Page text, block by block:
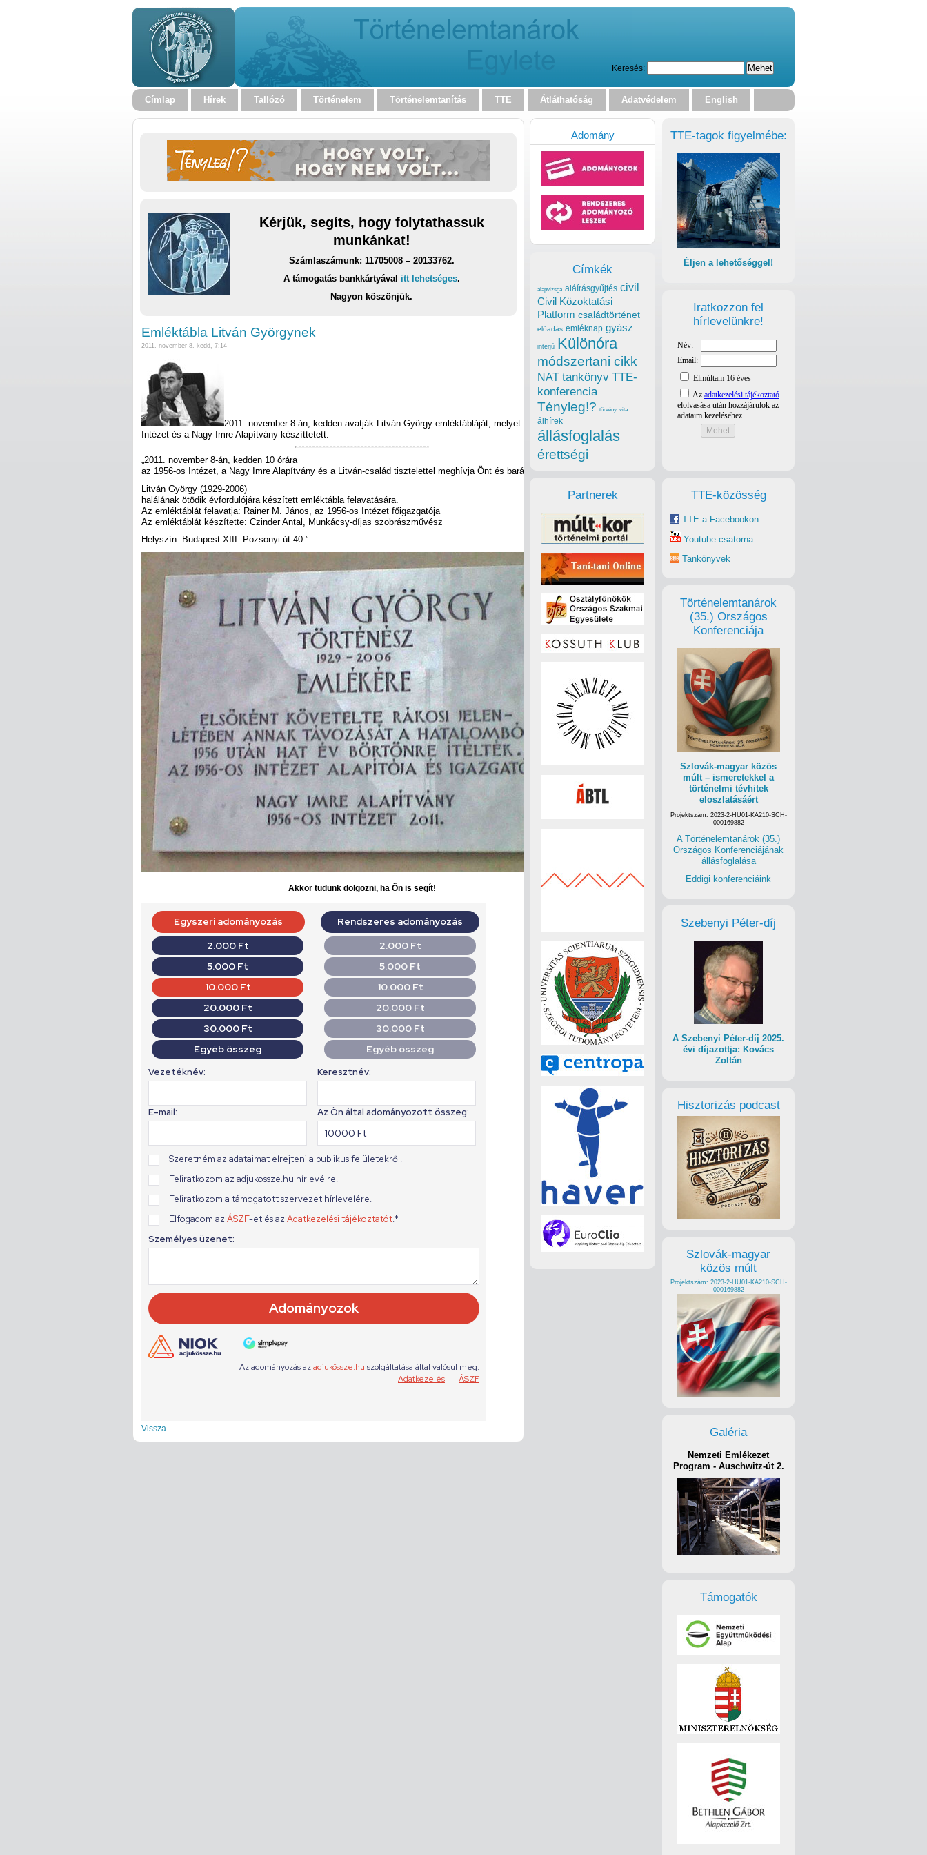
Keresés:
Címlap Hírek Tallózó Történelem Történelemtanítás TTE Átláthatóság Adatvédelem English
Kérjük, segíts, hogy folytathassuk
munkánkat!
Számlaszámunk: 11705008 – 20133762.
A támogatás bankkártyával itt lehetséges.
Nagyon köszönjük.
Emléktábla Litván Györgynek
2011. november 8. kedd, 7:14
2011. november 8-án, kedden avatják Litván György emléktábláját, melyet az 1956-os
Intézet és a Nagy Imre Alapítvány készíttetett.
„2011. november 8-án, kedden 10 órára
az 1956-os Intézet, a Nagy Imre Alapítvány és a Litván-család tisztelettel meghívja Önt és barátait
Litván György (1929-2006)
halálának ötödik évfordulójára készített emléktábla felavatására.
Az emléktáblát felavatja: Rainer M. János, az 1956-os Intézet főigazgatója
Az emléktáblát készítette: Czinder Antal, Munkácsy-díjas szobrászművész
Helyszín: Budapest XIII. Pozsonyi út 40.”
Akkor tudunk dolgozni, ha Ön is segít!
Vissza
TTE-tagok figyelmébe:
Éljen a lehetőséggel!
Iratkozzon fel
hírlevelünkre!
TTE-közösség
TTE a Facebookon
Youtube-csatorna
Tankönyvek
Történelemtanárok
(35.) Országos
Konferenciája
Szlovák-magyar közös
múlt – ismeretekkel a
történelmi tévhitek
eloszlatásáért
Projektszám: 2023-2-HU01-KA210-SCH-
000169882
A Történelemtanárok (35.)
Országos Konferenciájának
állásfoglalása
Eddigi konferenciáink
Szebenyi Péter-díj
A Szebenyi Péter-díj 2025.
évi díjazottja: Kovács
Zoltán
Hisztorizás podcast
Szlovák-magyar
közös múlt
Projektszám: 2023-2-HU01-KA210-SCH-
000169882
Galéria
Nemzeti Emlékezet
Program - Auschwitz-út 2.
Támogatók
Adomány
Címkék
alapvizsga aláírásgyűjtés civil
Civil Közoktatási
Platform családtörténet
előadás emléknap gyász
interjú Különóra
módszertani cikk
NAT tankönyv TTE-
konferencia
Tényleg!? törvény vita
álhírek
állásfoglalás
érettségi
Partnerek